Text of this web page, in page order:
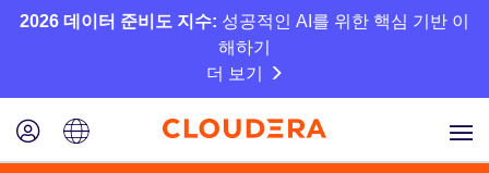
2026 데이터 준비도 지수: 성공적인 AI를 위한 핵심 기반 이
해하기
더 보기